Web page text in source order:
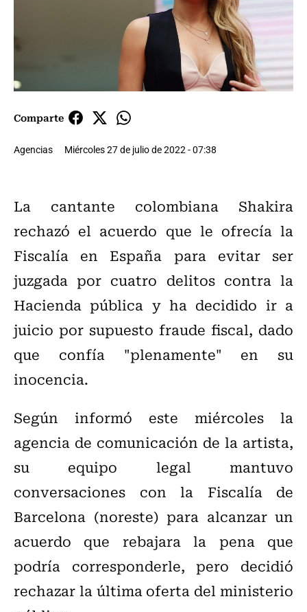
Comparte
Agencias Miércoles 27 de julio de 2022 - 07:38
La cantante colombiana Shakira
rechazó el acuerdo que le ofrecía la
Fiscalía en España para evitar ser
juzgada por cuatro delitos contra la
Hacienda pública y ha decidido ir a
juicio por supuesto fraude fiscal, dado
que confía "plenamente" en su
inocencia.
Según informó este miércoles la
agencia de comunicación de la artista,
su equipo legal mantuvo
conversaciones con la Fiscalía de
Barcelona (noreste) para alcanzar un
acuerdo que rebajara la pena que
podría corresponderle, pero decidió
rechazar la última oferta del ministerio